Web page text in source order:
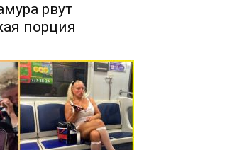
рвут
порция